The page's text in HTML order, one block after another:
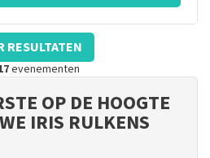
RESULTATEN
evenementen
OP DE HOOGTE
IRIS RULKENS